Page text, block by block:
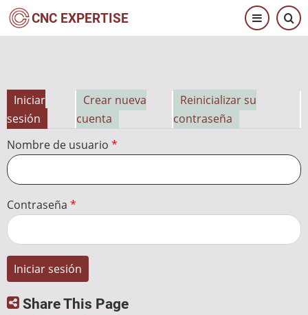
Pasar
CNC EXPERTISE
Solapas
principales
Iniciar
sesión
Crear nueva
cuenta
Reinicializar su
contraseña
Nombre de usuario
Contraseña
Share This Page